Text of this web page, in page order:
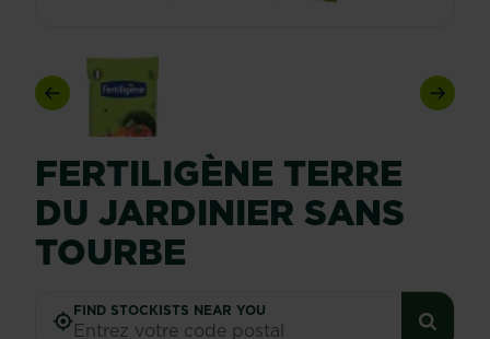
Previous Next
FERTILIGÈNE TERRE
DU JARDINIER SANS
TOURBE
FIND STOCKISTS NEAR YOU